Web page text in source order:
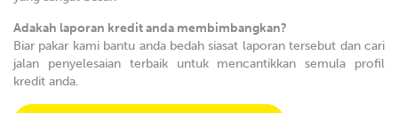
Adakah laporan kredit anda membimbangkan?
Biar pakar kami bantu anda bedah siasat laporan tersebut dan cari
jalan penyelesaian terbaik untuk mencantikkan semula profil
kredit anda.